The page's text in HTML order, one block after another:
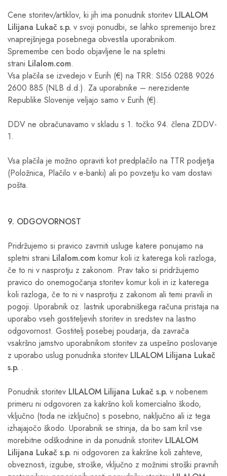
Cene storitev/artiklov, ki jih ima ponudnik storitev LILALOM
Lilijana Lukač s.p. v svoji ponudbi, se lahko spremenijo brez
vnaprejšnjega posebnega obvestila uporabnikom.
Spremembe cen bodo objavljene le na spletni
strani Lilalom.com.
Vsa plačila se izvedejo v Eurih (€) na TRR: SI56 0288 9026
2600 885 (NLB d.d.). Za uporabnike – nerezidente
Republike Slovenije veljajo samo v Eurih (€).
DDV ne obračunavamo v skladu s 1. točko 94. člena ZDDV-
1.
Vsa plačila je možno opraviti kot predplačilo na TTR podjetja
(Položnica, Plačilo v e-banki) ali po povzetju ko vam dostavi
pošta.
9. ODGOVORNOST
Pridržujemo si pravico zavrniti usluge katere ponujamo na
spletni strani Lilalom.com komur koli iz katerega koli razloga,
če to ni v nasprotju z zakonom. Prav tako si pridržujemo
pravico do onemogočanja storitev komur koli in iz katerega
koli razloga, če to ni v nasprotju z zakonom ali temi pravili in
pogoji. Uporabnik oz. lastnik uporabniškega računa pristaja na
uporabo vseh gostiteljevih storitev in sredstev na lastno
odgovornost. Gostitelj posebej poudarja, da zavrača
vsakršno jamstvo uporabnikom storitev za uspešno poslovanje
z uporabo uslug ponudnika storitev LILALOM Lilijana Lukač
s.p. .
Ponudnik storitev LILALOM Lilijana Lukač s.p. v nobenem
primeru ni odgovoren za kakršno koli komercialno škodo,
vključno (toda ne izključno) s posebno, naključno ali iz tega
izhajajočo škodo. Uporabnik se strinja, da bo sam kril vse
morebitne odškodnine in da ponudnik storitev LILALOM
Lilijana Lukač s.p. ni odgovoren za kakršne koli zahteve,
obveznosti, izgube, stroške, vključno z možnimi stroški pravnih